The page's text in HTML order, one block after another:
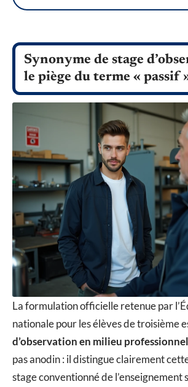
Synonyme de stage
le piège du terme « passif
La formulation officielle retenue par
nationale pour les élèves de troisième
d’observation en milieu professionnel
pas anodin : il distingue clairement
stage conventionné de l’enseignement